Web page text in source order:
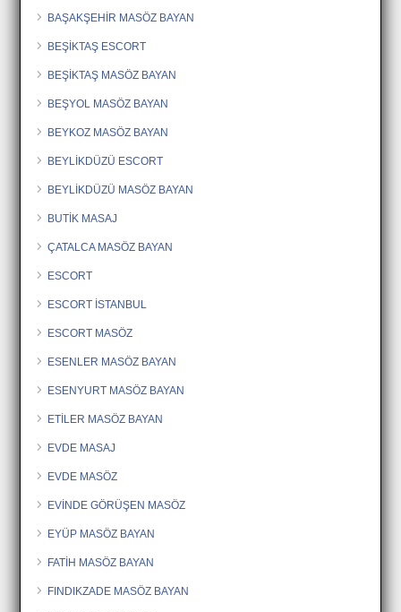
BAŞAKŞEHİR MASÖZ BAYAN
BEŞİKTAŞ ESCORT
BEŞİKTAŞ MASÖZ BAYAN
BEŞYOL MASÖZ BAYAN
BEYKOZ MASÖZ BAYAN
BEYLİKDÜZÜ ESCORT
BEYLİKDÜZÜ MASÖZ BAYAN
BUTİK MASAJ
ÇATALCA MASÖZ BAYAN
ESCORT
ESCORT İSTANBUL
ESCORT MASÖZ
ESENLER MASÖZ BAYAN
ESENYURT MASÖZ BAYAN
ETİLER MASÖZ BAYAN
EVDE MASAJ
EVDE MASÖZ
EVİNDE GÖRÜŞEN MASÖZ
EYÜP MASÖZ BAYAN
FATİH MASÖZ BAYAN
FINDIKZADE MASÖZ BAYAN